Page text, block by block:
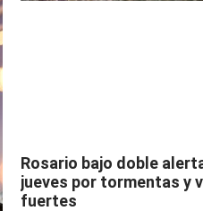
Rosario bajo doble
jueves por tormentas y
fuertes